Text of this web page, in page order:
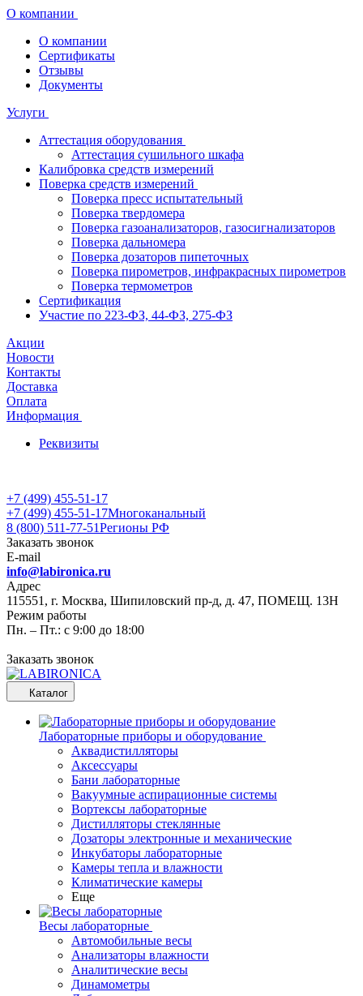
О компании
О компании
Сертификаты
Отзывы
Документы
Услуги
Аттестация оборудования
Аттестация сушильного шкафа
Калибровка средств измерений
Поверка средств измерений
Поверка пресс испытательный
Поверка твердомера
Поверка газоанализаторов, газосигнализаторов
Поверка дальномера
Поверка дозаторов пипеточных
Поверка пирометров, инфракрасных пирометров
Поверка термометров
Сертификация
Участие по 223-ФЗ, 44-ФЗ, 275-ФЗ
Акции
Новости
Контакты
Доставка
Оплата
Информация
Реквизиты
+7 (499) 455-51-17
+7 (499) 455-51-17Многоканальный
8 (800) 511-77-51Регионы РФ
Заказать звонок
E-mail
info@labironica.ru
Адрес
115551, г. Москва, Шипиловский пр-д, д. 47, ПОМЕЩ. 13Н
Режим работы
Пн. – Пт.: с 9:00 до 18:00
Заказать звонок
Каталог
Лабораторные приборы и оборудование
Аквадистилляторы
Аксессуары
Бани лабораторные
Вакуумные аспирационные системы
Вортексы лабораторные
Дистилляторы стеклянные
Дозаторы электронные и механические
Инкубаторы лабораторные
Камеры тепла и влажности
Климатические камеры
Еще
Весы лабораторные
Автомобильные весы
Анализаторы влажности
Аналитические весы
Динамометры